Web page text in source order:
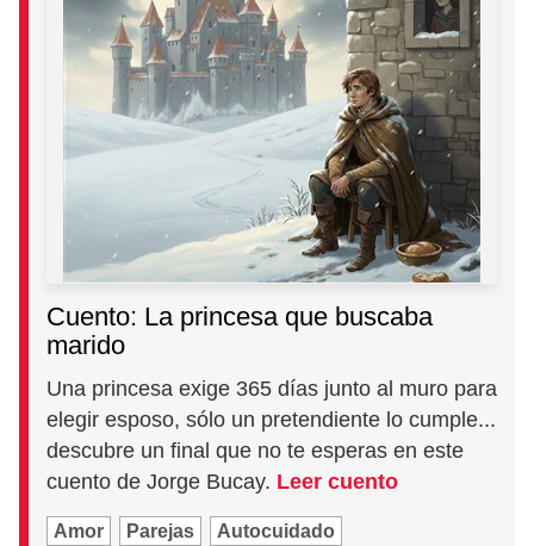
Cuento: La princesa que buscaba
marido
Una princesa exige 365 días junto al muro para
elegir esposo, sólo un pretendiente lo cumple...
descubre un final que no te esperas en este
cuento de Jorge Bucay. Leer cuento
Amor Parejas Autocuidado